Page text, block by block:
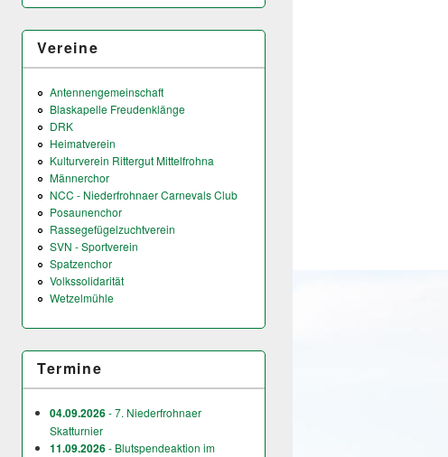
Vereine
Antennengemeinschaft
Blaskapelle Freudenklänge
DRK
Heimatverein
Kulturverein Rittergut Mittelfrohna
Männerchor
NCC - Niederfrohnaer Carnevals Club
Posaunenchor
Rassegefügelzuchtverein
SVN - Sportverein
Spatzenchor
Volkssolidarität
Wetzelmühle
Termine
04.09.2026- 7. Niederfrohnaer
Skatturnier
11.09.2026- Blutspendeaktion im